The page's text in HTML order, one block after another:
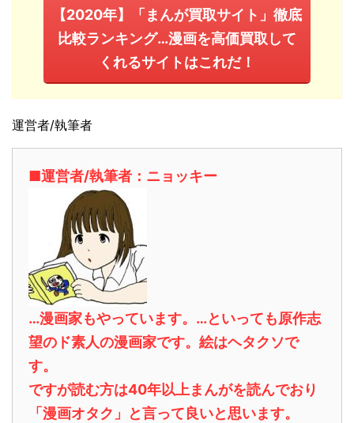
【2020年】「まんが買取サイト」徹底
比較ランキング…漫画を高価買取して
くれるサイトはこれだ！
運営者/執筆者
■運営者/執筆者：ニョッキー
…漫画家もやっています。…といっても原作志
望のド素人の漫画家です。絵はヘタクソで
す。
ですが読む方は40年以上まんがを読んでおり
「漫画オタク」と言って良いと思います。